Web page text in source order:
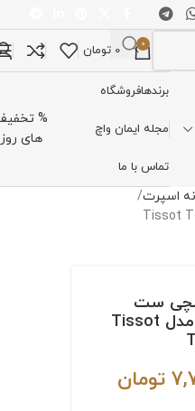
0
0 تومان
برندهافروشگاه
مجله ایمان واچ
تماس با ما
%
های روز
اسپرت
ست
تیسوت مدل Tissot
تومان